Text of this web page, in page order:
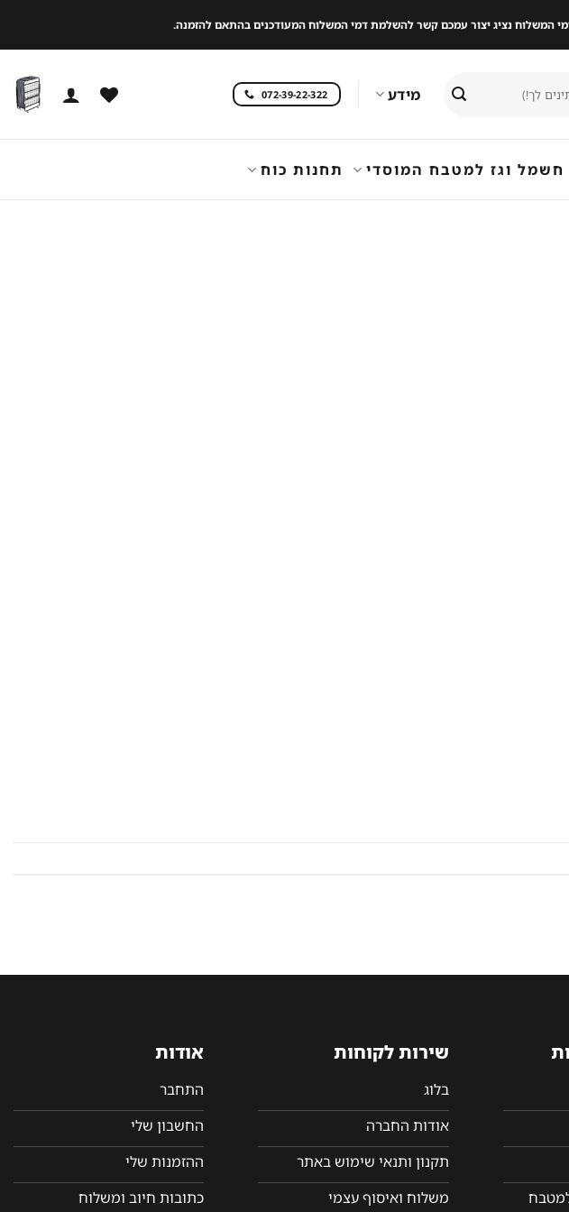
המשלוח נציג יצור עמכם קשר להשלמת דמי המשלוח המעודכנים בהתאם להזמנה.
מידע 072-39-22-322
חשמל וגז למטבח המוסדי תחנות כוח
שירות לקוחות
בלוג
אודות החברה
תקנון ותנאי שימוש באתר
משלוח ואיסוף עצמי
אודות
התחבר
החשבון שלי
ההזמנות שלי
כתובות חיוב ומשלוח